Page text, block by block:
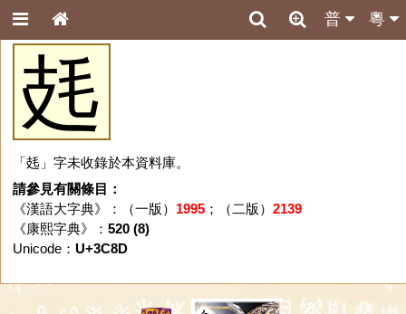
粵
普
㲍
「㲍」字未收錄於本資料庫。
請參見有關條目：
《漢語大字典》：（一版） 1995；（二版） 2139
《康熙字典》： 520 (8)
Unicode： U+3C8D